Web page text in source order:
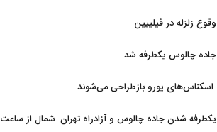
وقوع زلزله در فیلیپین
جاده چالوس یکطرفه شد
اسکناس‌های یورو بازطراحی می‌شوند
یکطرفه شدن جاده چالوس و آزادراه تهران–شمال از ساعت ۱۴